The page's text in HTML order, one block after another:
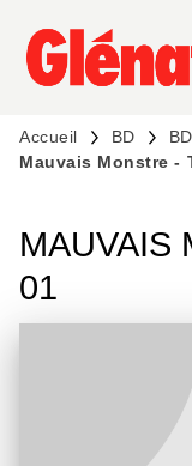
MENU
PIED DE PAGE
Accueil BD
Mauvais Monstre -
MAUVAIS
01